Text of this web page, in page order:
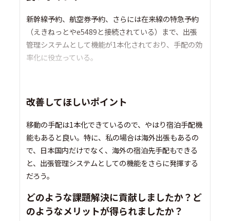
新幹線予約、航空券予約、さらには在来線の特急予約
（えきねっとやe5489と接続されている）まで、出張
管理システムとして機能が1本化されており、手配の効
率化に役立っている。
改善してほしいポイント
移動の手配は1本化できているので、やはり宿泊手配機
能もあると良い。特に、私の場合は海外出張もあるの
で、日本国内だけでなく、海外の宿泊先手配もできる
と、出張管理システムとしての機能をさらに発揮する
だろう。
どのような課題解決に貢献しましたか？ど
のようなメリットが得られましたか？